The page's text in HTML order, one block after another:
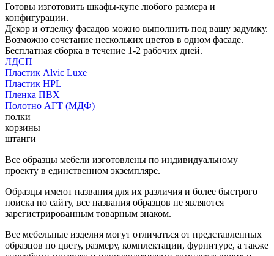
Готовы изготовить шкафы-купе любого размера и
конфигурации.
Декор и отделку фасадов можно выполнить под вашу задумку.
Возможно сочетание нескольких цветов в одном фасаде.
Бесплатная сборка в течение 1-2 рабочих дней.
ЛДСП
Пластик Alvic Luxe
Пластик HPL
Пленка ПВХ
Полотно АГТ (МДФ)
полки
корзины
штанги
Все образцы мебели изготовлены по индивидуальному
проекту в единственном экземпляре.
Образцы имеют названия для их различия и более быстрого
поиска по сайту, все названия образцов не являются
зарегистрированным товарным знаком.
Все мебельные изделия могут отличаться от представленных
образцов по цвету, размеру, комплектации, фурнитуре, а также